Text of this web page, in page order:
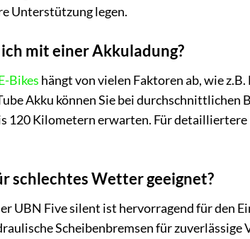
Unterstützung legen.
mit einer Akkuladung?
Bikes hängt von vielen Faktoren ab, wie
Akku können Sie bei
120 Kilometern erwarten. Für
schlechtes Wetter geeignet?
UBN Five silent ist hervorragend für den
Scheibenbremsen für